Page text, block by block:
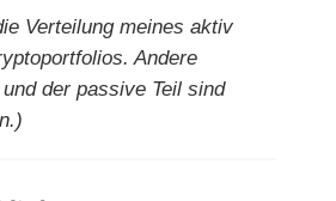
Verteilung meines aktiv
Andere
der passive Teil sind